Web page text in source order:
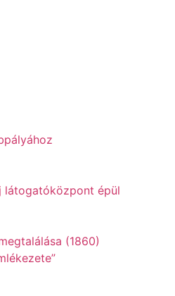
látogatóközpont épül